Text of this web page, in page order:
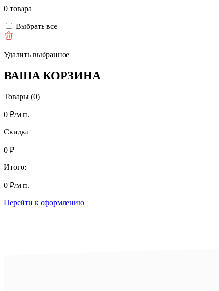
0 товара
Выбрать все
Удалить выбранное
ВАША КОРЗИНА
Товары (0)
0 ₽/м.п.
Скидка
0 ₽
Итого:
0 ₽/м.п.
Перейти к оформлению